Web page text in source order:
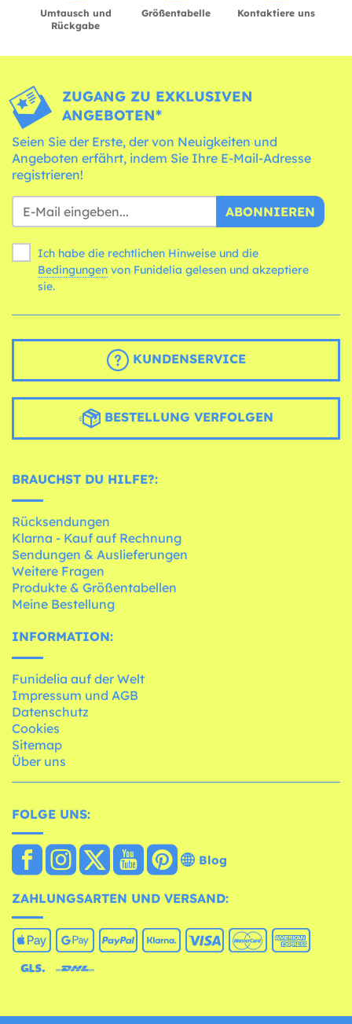
Umtausch und
Rückgabe
Größentabelle Kontaktiere uns
ZUGANG ZU EXKLUSIVEN
ANGEBOTEN*
Seien Sie der Erste, der von Neuigkeiten und
Angeboten erfährt, indem Sie Ihre E-Mail-Adresse
registrieren!
ABONNIEREN
Ich habe die rechtlichen Hinweise und die
Bedingungen
sie.
KUNDENSERVICE
BESTELLUNG VERFOLGEN
BRAUCHST DU HILFE?:
Rücksendungen
Klarna - Kauf auf Rechnung
Sendungen & Auslieferungen
Weitere Fragen
Produkte & Größentabellen
Meine Bestellung
INFORMATION:
Funidelia auf der Welt
Impressum und AGB
Datenschutz
Cookies
Sitemap
Über uns
FOLGE UNS:
Blog
ZAHLUNGSARTEN UND VERSAND: